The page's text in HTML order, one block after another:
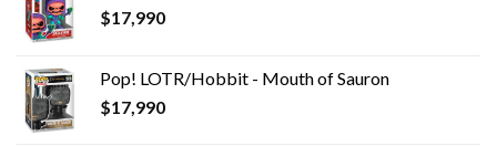
$17,990
Pop! LOTR/Hobbit - Mouth of Sauron
$17,990